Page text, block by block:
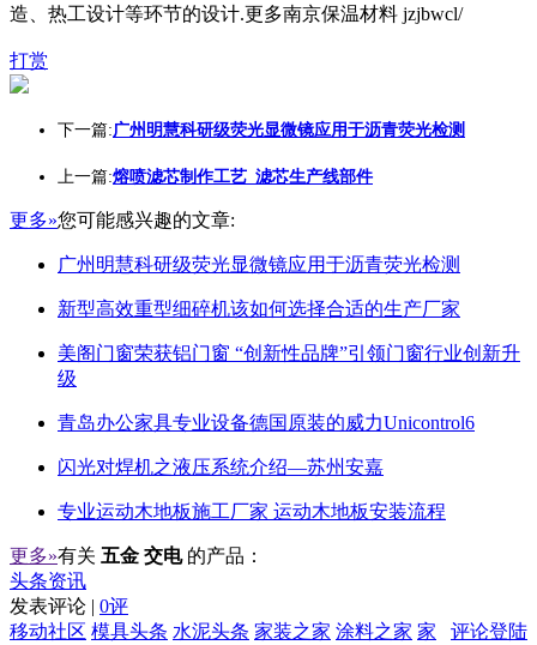
造、热工设计等环节的设计.更多南京保温材料 jzjbwcl/
打赏
下一篇:广州明慧科研级荧光显微镜应用于沥青荧光检测
上一篇:熔喷滤芯制作工艺_滤芯生产线部件
更多»您可能感兴趣的文章:
广州明慧科研级荧光显微镜应用于沥青荧光检测
新型高效重型细碎机该如何选择合适的生产厂家
美阁门窗荣获铝门窗 “创新性品牌”引领门窗行业创新升
级
青岛办公家具专业设备德国原装的威力Unicontrol6
闪光对焊机之液压系统介绍—苏州安嘉
专业运动木地板施工厂家 运动木地板安装流程
更多»有关 五金 交电 的产品：
头条资讯
发表评论 | 0评
评论登陆
移动社区 模具头条 水泥头条 家装之家 涂料之家 家